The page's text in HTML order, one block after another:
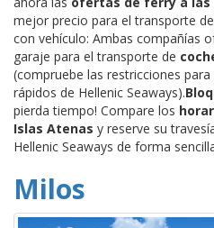
mejor precio para el transporte
con vehículo: Ambas compañías
garaje para el transporte de
(compruebe las restricciones
rápidos de Hellenic Seaways).
pierda tiempo! Compare los
Islas Atenas y reserve su
Hellenic Seaways de forma
Milos